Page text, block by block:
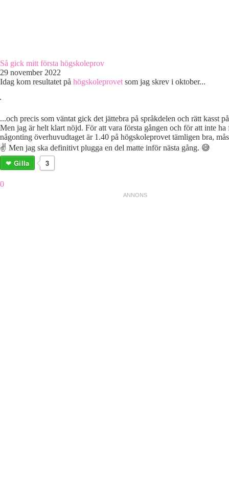
Så gick mitt första högskoleprov
29 november 2022
Idag kom resultatet på högskoleprovet som jag skrev i oktober...
...och precis som väntat gick det jättebra på språkdelen och rätt kasst
Men jag är helt klart nöjd. För att vara första gången och för att inte ha
någonting överhuvudtaget är 1.40 på högskoleprovet tämligen bra,
✌️ Men jag ska definitivt plugga en del matte inför nästa gång. 😅
3
Gilla
0